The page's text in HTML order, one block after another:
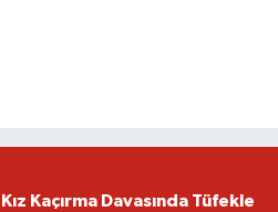
Kız Kaçırma Davasında Tüfekle